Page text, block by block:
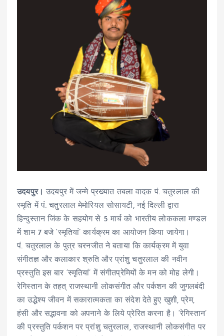
उदयपुर।उदयपुर में जन्मे प्रख्यात तबला वादक पं. चतुरलाल की
स्मृति में पं. चतुरलाल मेमोरियल सोसायटी, नई दिल्ली द्वारा
हिन्दुस्तान जिंक के सहयोग से 5 मार्च को भारतीय लोककला मण्डल
में शाम 7 बजे ‘स्मृतियां’ कार्यक्रम का आयोजन किया जायेगा।
पं. चतुरलाल के पुत्र चरनजीत ने बताया कि कार्यक्रम में युवा
संगीतज्ञ और कलाकार श्रुति और प्रांशु चतुरलाल की नवीन
प्रस्तुति इस बार ‘स्मृतियां’ में संगीतप्रेमियों के मन को मोह लेगी।
रेगिस्तान के तहत् राजस्थानी लोकसंगीत और पर्कशन की जुगलबंदी
का उद्धेश्य जीवन में सकारात्मकता का संदेश देते हुए खुशी, प्रेम,
हंसी और सद्भावना को अपनाने के लिये प्रेरित करना है। ‘रेगिस्तान’
की प्रस्तुति पर्कशन पर प्रांशु चतुरलाल, राजस्थानी लोकसंगीत पर